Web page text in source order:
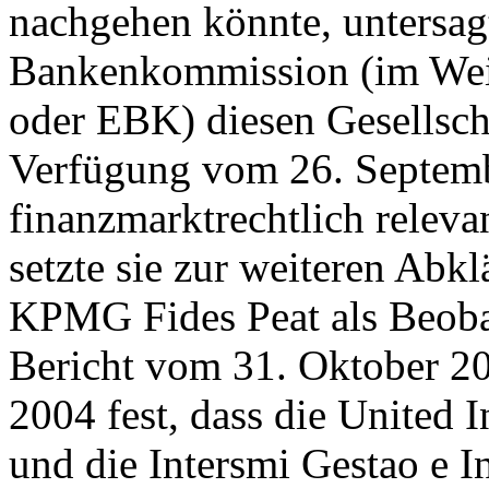
nachgehen könnte,
Bankenkommission (im
oder EBK) diesen
Verfügung vom 26.
finanzmarktrechtlich
setzte sie zur weiteren
KPMG Fides Peat als
Bericht vom 31. Oktober
2004 fest, dass die United
und die Intersmi Gestao e